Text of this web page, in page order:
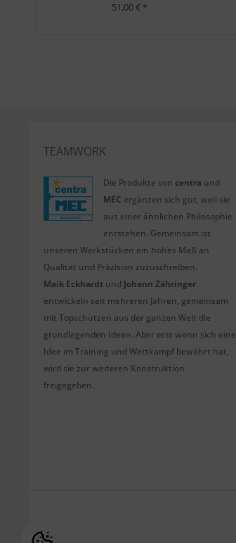
51,00 € *
TEAMWORK
Die Produkte von centra und
MEC ergänzen sich gut, weil sie
aus einer ähnlichen Philosophie
entstehen. Gemeinsam ist
unseren Werkstücken ein hohes Maß an
Qualität und Präzision zuzuschreiben.
Maik Eckhardt und Johann Zähringer
entwickeln seit mehreren Jahren, gemeinsam
mit Topschützen aus der ganzen Welt die
grundlegenden Ideen. Aber erst wenn sich eine
Idee im Training und Wettkampf bewährt hat,
wird sie zur weiteren Konstruktion
freigegeben.